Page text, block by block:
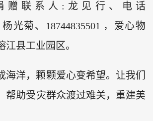
赠联系人:龙见行、电话
杨光菊、18744835501 ，爱心物
江县工业园区。
海洋，颗颗爱心变希望。让我们
帮助受灾群众渡过难关，重建美